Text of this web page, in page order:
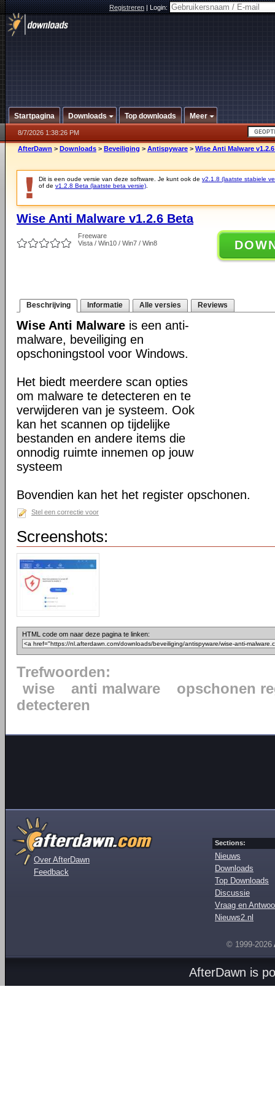
Registreren|Login:
Startpagina Downloads Top downloads Meer
8/7/2026 1:38:26 PM
AfterDawn > Downloads > Beveiliging > Antispyware > Wise Anti Malware
Dit is een oude versie van deze software. Je kunt ook de v2.1.8 (laatste stabiele
of de v1.2.8 Beta (laatste beta versie)
Wise Anti Malware v1.2.6 Beta
Freeware
Vista / Win10 / Win7 / Win8
Beschrijving Informatie Alle versies Reviews
Wise Anti Malware is een anti-
malware, beveiliging en
opschoningstool voor Windows.
Het biedt meerdere scan opties
om malware te detecteren en te
verwijderen van je systeem. Ook
kan het scannen op tijdelijke
bestanden en andere items die
onnodig ruimte innemen op jouw
systeem
Bovendien kan het het register opschonen.
Stel een correctie voor
Screenshots:
HTML code om naar deze pagina te linken:
Trefwoorden:
wise
anti malware
opschonen
detecteren
Over AfterDawn
Feedback
Sections:
Nieuws
Downloads
Top Downloads
Discussie
Vraag en
Nieuws2.nl
© 1999-2026
AfterDawn is